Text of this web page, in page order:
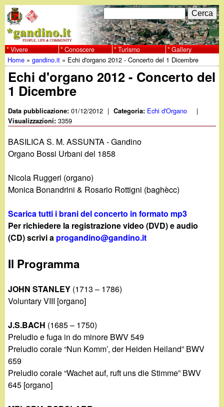
al
contenuto
principale
w
w
w
.
g
a
d
i
n
o
.
i
t
F
o
r
m
i
r
i
e
r
c
C
e
r
c
a
Vivere Conoscere Turismo Gallery
Tu
sei
qui
Home »gandino.it » Echi d'organo 2012 - Concerto del 1 Dicembre
Echi d'organo 2012 - Concerto del
1 Dicembre
Data pubblicazione:01/12/2012 | Categoria: Echi d'Organo |
Visualizzazioni:3359
BASILICA S. M. ASSUNTA - Gandino
Organo Bossi Urbani del 1858
Nicola Ruggeri (organo)
Monica Bonandrini & Rosario Rottigni (baghècc)
Scarica tutti i brani del concerto in formato mp3
Per richiedere la registrazione video (DVD) e audio
(CD) scrivi a progandino@gandino.it
Il Programma
JOHN STANLEY (1713 – 1786)
Voluntary VIII [organo]
J.S.BACH (1685 – 1750)
Preludio e fuga in do minore BWV 549
Preludio corale “Nun Komm’, der Heiden Heiland” BWV
659
Preludio corale “Wachet auf, ruft uns die Stimme” BWV
645 [organo]